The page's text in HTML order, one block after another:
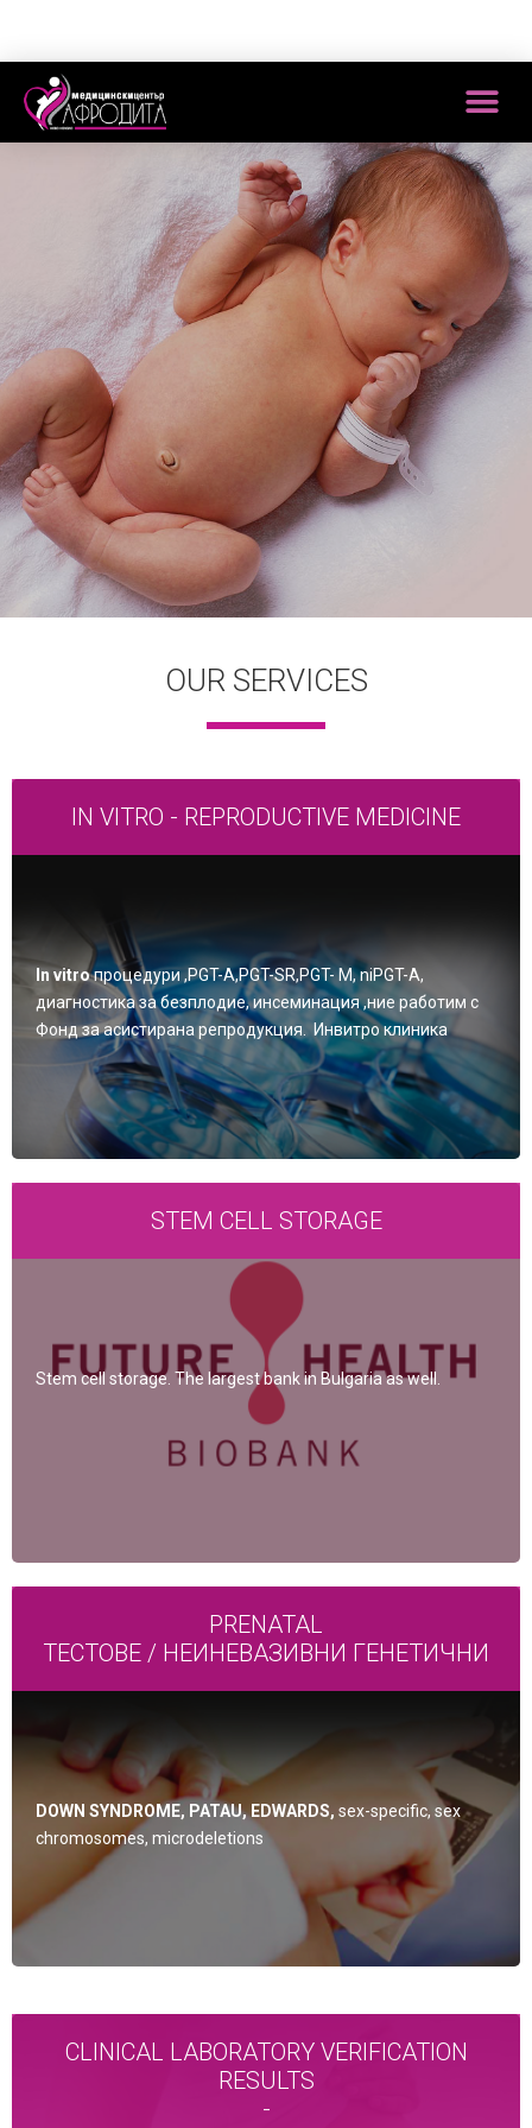
OUR SERVICES
IN VITRO - REPRODUCTIVE MEDICINE
In vitroпроцедури ,PGT-A,PGT-SR,PGT- M, niPGT-A,
диагностика за безплодие, инсеминация ,ние работим с
Фонд за асистирана репродукция. Инвитро клиника
STEM CELL STORAGE
Stem cell storage. The largest bank in Bulgaria as well.
PRENATAL
ТЕСТОВЕ / НЕИНЕВАЗИВНИ ГЕНЕТИЧНИ
DOWN SYNDROME, PATAU, EDWARDS, sex-specific, sex
chromosomes, microdeletions
CLINICAL LABORATORY VERIFICATION
RESULTS
-